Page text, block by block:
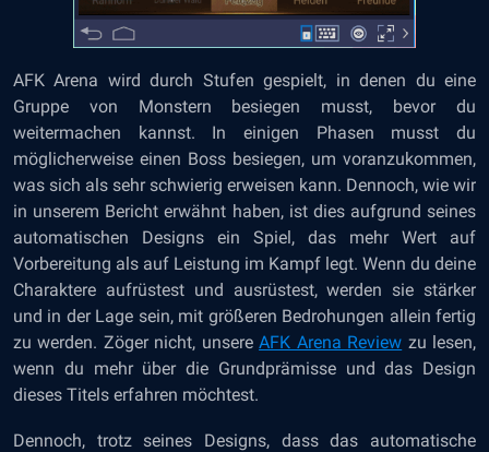
AFK Arena wird durch Stufen gespielt, in denen du eine
Gruppe von Monstern besiegen musst, bevor du
weitermachen kannst. In einigen Phasen musst du
möglicherweise einen Boss besiegen, um voranzukommen,
was sich als sehr schwierig erweisen kann. Dennoch, wie wir
in unserem Bericht erwähnt haben, ist dies aufgrund seines
automatischen Designs ein Spiel, das mehr Wert auf
Vorbereitung als auf Leistung im Kampf legt. Wenn du deine
Charaktere aufrüstest und ausrüstest, werden sie stärker
und in der Lage sein, mit größeren Bedrohungen allein fertig
zu werden. Zöger nicht, unsereAFK Arena Review zu lesen,
wenn du mehr über die Grundprämisse und das Design
dieses Titels erfahren möchtest.
Dennoch, trotz seines Designs, dass das automatische